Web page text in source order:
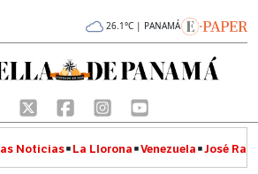
26.1°C | PANAMÁ
Noticias La Llorona Venezuela José